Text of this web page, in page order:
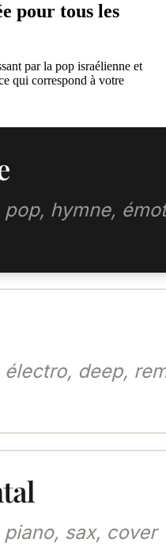
pour tous les
par la pop israélienne et
qui correspond à votre